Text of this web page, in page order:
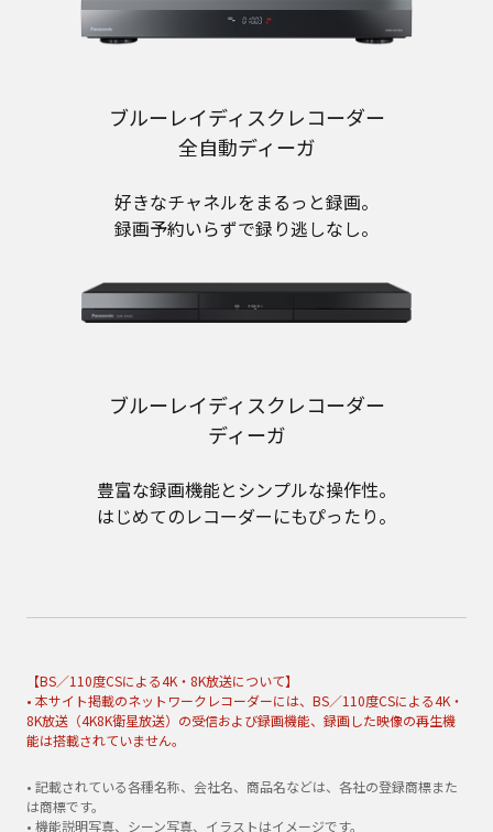
ブルーレイディスクレコーダー
全自動ディーガ
好きなチャネルをまるっと録画。
録画予約いらずで録り逃しなし。
ブルーレイディスクレコーダー
ディーガ
豊富な録画機能とシンプルな操作性。
はじめてのレコーダーにもぴったり。
【BS／110度CSによる4K・8K放送について】
• 本サイト掲載のネットワークレコーダーには、BS／110度CSによる4K・
8K放送（4K8K衛星放送）の受信および録画機能、録画した映像の再生機
能は搭載されていません。
• 記載されている各種名称、会社名、商品名などは、各社の登録商標また
は商標です。
• 機能説明写真、シーン写真、イラストはイメージです。